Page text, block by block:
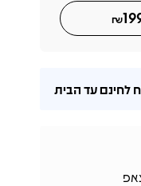
₪
לחינם עד הבית